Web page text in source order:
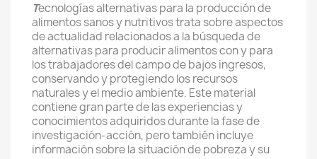
Tecnologías alternativas para la producción de
alimentos sanos y nutritivos trata sobre aspectos
de actualidad relacionados a la búsqueda de
alternativas para producir alimentos con y para
los trabajadores del campo de bajos ingresos,
conservando y protegiendo los recursos
naturales y el medio ambiente. Este material
contiene gran parte de las experiencias y
conocimientos adquiridos durante la fase de
investigación-acción, pero también incluye
información sobre la situación de pobreza y su